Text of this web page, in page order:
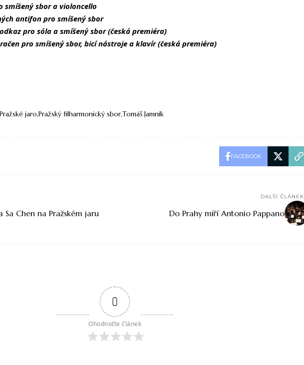
smíšený sbor a violoncello
antifon pro smíšený sbor
pro sóla a smíšený sbor (česká premiéra)
pro smíšený sbor, bicí nástroje a klavír (česká premiéra)
Pražské jaro Pražský filharmonický sborTomáš Jamník
FACEBOOK
Sa Chen na Pražském jaru
DALŠÍ ČLÁNEK
Do Prahy míří Antonio Pappano
0
Ohodnoťte článek